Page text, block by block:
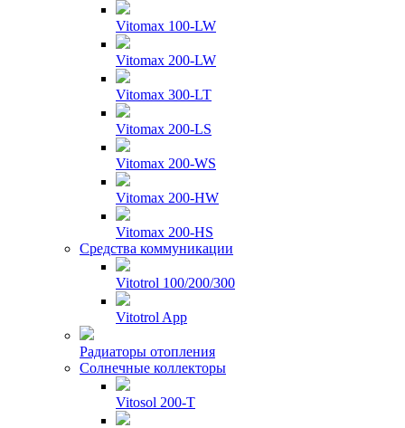
Vitomax 100-LW
Vitomax 200-LW
Vitomax 300-LT
Vitomax 200-LS
Vitomax 200-WS
Vitomax 200-HW
Vitomax 200-HS
Средства коммуникации
Vitotrol 100/200/300
Vitotrol App
Радиаторы отопления
Солнечные коллекторы
Vitosol 200-T